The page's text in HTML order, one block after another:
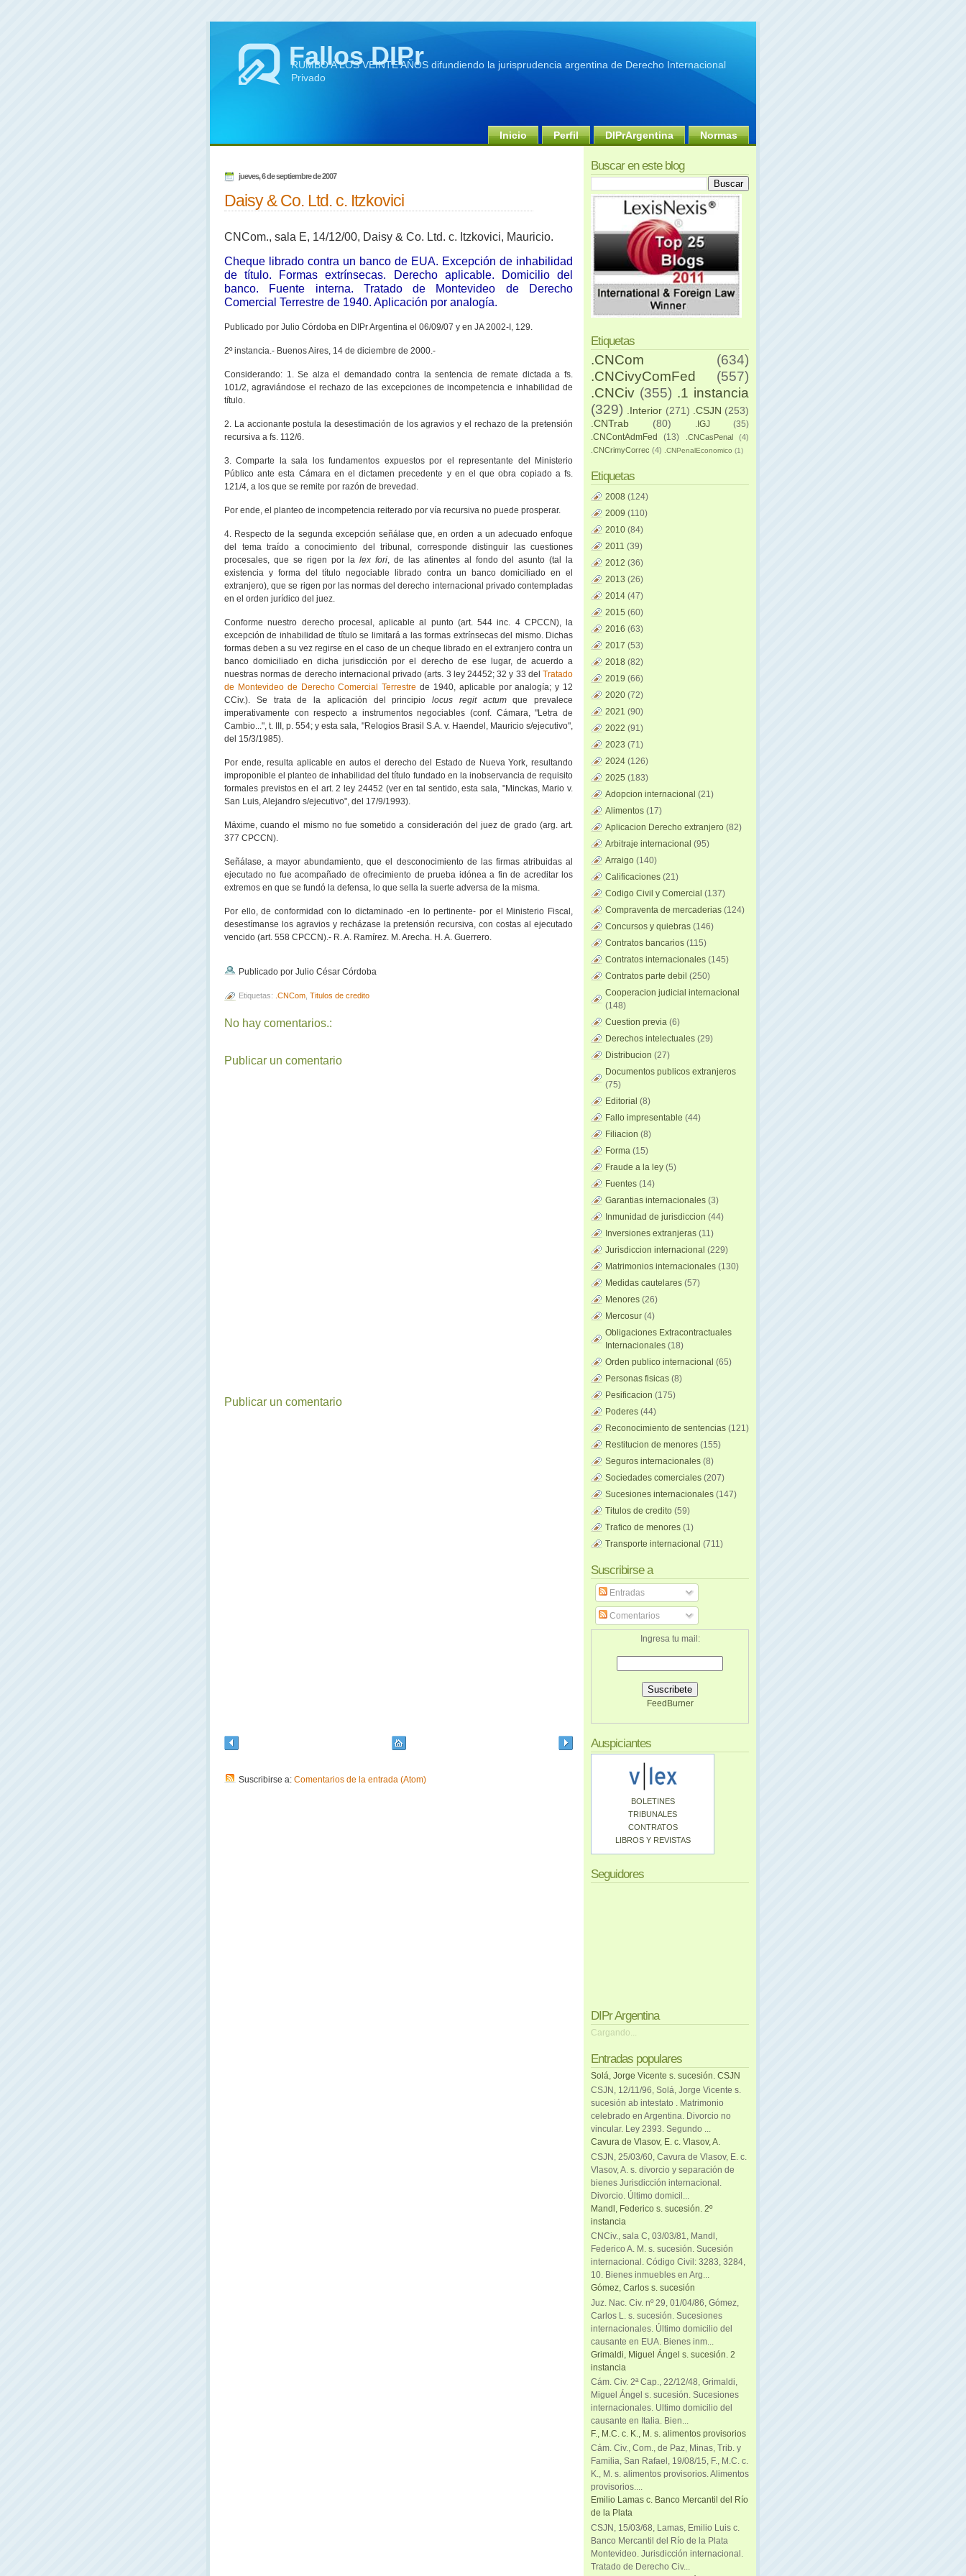
Fallos DIPr
RUMBO A LOS VEINTE AÑOS difundiendo la jurisprudencia argentina de Derecho Internacional
Privado
Inicio Perfil DIPrArgentina Normas
jueves, 6 de septiembre de 2007
Daisy & Co. Ltd. c. Itzkovici
CNCom., sala E, 14/12/00, Daisy & Co. Ltd. c. Itzkovici, Mauricio.
Cheque librado contra un banco de EUA. Excepción de inhabilidad
de título. Formas extrínsecas. Derecho aplicable. Domicilio del
banco. Fuente interna. Tratado de Montevideo de Derecho
Comercial Terrestre de 1940. Aplicación por analogía.
Publicado por Julio Córdoba en DIPr Argentina el 06/09/07 y en JA 2002-I, 129.
2º instancia.- Buenos Aires, 14 de diciembre de 2000.-
Considerando: 1. Se alza el demandado contra la sentencia de remate dictada a fs.
101/2, agraviándose el rechazo de las excepciones de incompetencia e inhabilidad de
título.
2. La accionante postula la desestimación de los agravios y el rechazo de la pretensión
recursiva a fs. 112/6.
3. Comparte la sala los fundamentos expuestos por el representante del Ministerio
Público ante esta Cámara en el dictamen precedente y en el que obra copiado a fs.
121/4, a los que se remite por razón de brevedad.
Por ende, el planteo de incompetencia reiterado por vía recursiva no puede prosperar.
4. Respecto de la segunda excepción señálase que, en orden a un adecuado enfoque
del tema traído a conocimiento del tribunal, corresponde distinguir las cuestiones
procesales, que se rigen por lalex fori, de las atinentes al fondo del asunto (tal la
existencia y forma del título negociable librado contra un banco domiciliado en el
extranjero), que se rigen por las normas del derecho internacional privado contempladas
en el orden jurídico del juez.
Conforme nuestro derecho procesal, aplicable al punto (art. 544 inc. 4 CPCCN), la
excepción de inhabilidad de título se limitará a las formas extrínsecas del mismo. Dichas
formas deben a su vez regirse en el caso de un cheque librado en el extranjero contra un
banco domiciliado en dicha jurisdicción por el derecho de ese lugar, de acuerdo a
nuestras normas de derecho internacional privado (arts. 3 ley 24452; 32 y 33 del Tratado
de Montevideo de Derecho Comercial Terrestre de 1940, aplicable por analogía; y 12
CCiv.). Se trata de la aplicación del principio locus regit actumque prevalece
imperativamente con respecto a instrumentos negociables (conf. Cámara, "Letra de
Cambio...", t. III, p. 554; y esta sala, "Relogios Brasil S.A. v. Haendel, Mauricio s/ejecutivo",
del 15/3/1985).
Por ende, resulta aplicable en autos el derecho del Estado de Nueva York, resultando
improponible el planteo de inhabilidad del título fundado en la inobservancia de requisito
formales previstos en el art. 2 ley 24452 (ver en tal sentido, esta sala, "Minckas, Mario v.
San Luis, Alejandro s/ejecutivo", del 17/9/1993).
Máxime, cuando el mismo no fue sometido a consideración del juez de grado (arg. art.
377 CPCCN).
Señálase, a mayor abundamiento, que el desconocimiento de las firmas atribuidas al
ejecutado no fue acompañado de ofrecimiento de prueba idónea a fin de acreditar los
extremos en que se fundó la defensa, lo que sella la suerte adversa de la misma.
Por ello, de conformidad con lo dictaminado -en lo pertinente- por el Ministerio Fiscal,
desestímanse los agravios y recházase la pretensión recursiva, con costas al ejecutado
vencido (art. 558 CPCCN).- R. A. Ramírez. M. Arecha. H. A. Guerrero.
Publicado por Julio César Córdoba
Etiquetas: .CNCom Titulos de credito
No hay comentarios.:
Publicar un comentario
Publicar un comentario
Suscribirse a: Comentarios de la entrada (Atom)
Buscar en este blog
Etiquetas
.CNCom
(634)
.CNCivyComFed
(557)
.CNCiv (355) .1 instancia
(329)
.Interior (271) .CSJN (253)
.CNTrab
(80) .IGJ
(35)
.CNContAdmFed
(13) .CNCasPenal
(4)
.CNCrimyCorrec (4) .CNPenalEconomico (1)
Etiquetas
2008 (124)
2009 (110)
2010 (84)
2011 (39)
2012 (36)
2013 (26)
2014 (47)
2015 (60)
2016 (63)
2017 (53)
2018 (82)
2019 (66)
2020 (72)
2021 (90)
2022 (91)
2023 (71)
2024 (126)
2025 (183)
Adopcion internacional (21)
Alimentos (17)
Aplicacion Derecho extranjero (82)
Arbitraje internacional (95)
Arraigo (140)
Calificaciones (21)
Codigo Civil y Comercial (137)
Compraventa de mercaderias (124)
Concursos y quiebras (146)
Contratos bancarios (115)
Contratos internacionales (145)
Contratos parte debil (250)
Cooperacion judicial internacional
(148)
Cuestion previa (6)
Derechos intelectuales (29)
Distribucion (27)
Documentos publicos extranjeros
(75)
Editorial (8)
Fallo impresentable (44)
Filiacion (8)
Forma (15)
Fraude a la ley (5)
Fuentes (14)
Garantias internacionales (3)
Inmunidad de jurisdiccion (44)
Inversiones extranjeras (11)
Jurisdiccion internacional (229)
Matrimonios internacionales (130)
Medidas cautelares (57)
Menores (26)
Mercosur (4)
Obligaciones Extracontractuales
Internacionales (18)
Orden publico internacional (65)
Personas fisicas (8)
Pesificacion (175)
Poderes (44)
Reconocimiento de sentencias (121)
Restitucion de menores (155)
Seguros internacionales (8)
Sociedades comerciales (207)
Sucesiones internacionales (147)
Titulos de credito (59)
Trafico de menores (1)
Transporte internacional (711)
Suscribirse a
Entradas
Comentarios
Ingresa tu mail:
FeedBurner
Auspiciantes
BOLETINES
TRIBUNALES
CONTRATOS
LIBROS Y REVISTAS
Seguidores
DIPr Argentina
Cargando...
Entradas populares
Solá, Jorge Vicente s. sucesión. CSJN
CSJN, 12/11/96, Solá, Jorge Vicente s.
sucesión ab intestato . Matrimonio
celebrado en Argentina. Divorcio no
vincular. Ley 2393. Segundo ...
Cavura de Vlasov, E. c. Vlasov, A.
CSJN, 25/03/60, Cavura de Vlasov, E. c.
Vlasov, A. s. divorcio y separación de
bienes Jurisdicción internacional.
Divorcio. Último domicil...
Mandl, Federico s. sucesión. 2º
instancia
CNCiv., sala C, 03/03/81, Mandl,
Federico A. M. s. sucesión. Sucesión
internacional. Código Civil: 3283, 3284,
10. Bienes inmuebles en Arg...
Gómez, Carlos s. sucesión
Juz. Nac. Civ. nº 29, 01/04/86, Gómez,
Carlos L. s. sucesión. Sucesiones
internacionales. Último domicilio del
causante en EUA. Bienes inm...
Grimaldi, Miguel Ángel s. sucesión. 2
instancia
Cám. Civ. 2ª Cap., 22/12/48, Grimaldi,
Miguel Ángel s. sucesión. Sucesiones
internacionales. Ultimo domicilio del
causante en Italia. Bien...
F., M.C. c. K., M. s. alimentos provisorios
Cám. Civ., Com., de Paz, Minas, Trib. y
Familia, San Rafael, 19/08/15, F., M.C. c.
K., M. s. alimentos provisorios. Alimentos
provisorios....
Emilio Lamas c. Banco Mercantil del Río
de la Plata
CSJN, 15/03/68, Lamas, Emilio Luis c.
Banco Mercantil del Río de la Plata
Montevideo. Jurisdicción internacional.
Tratado de Derecho Civ...